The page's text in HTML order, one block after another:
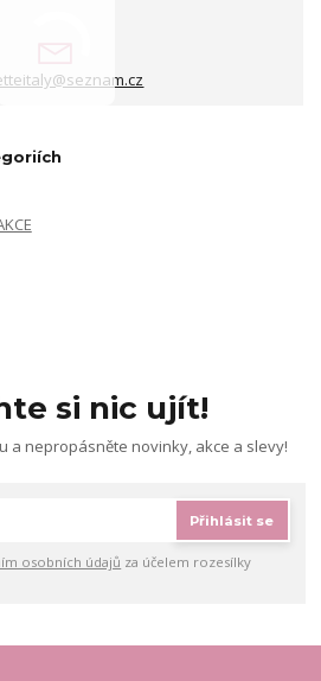
si nic ujít!
a nepropásněte novinky, akce a slevy!
Přihlásit se
osobních údajů za účelem rozesílky